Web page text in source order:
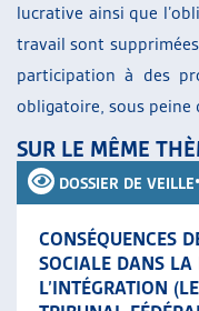
lucrative ainsi que
travail sont
participation à des
obligatoire, sous peine
SUR LE MÊME
DOSSIER DE VEILLE•
CONSÉQUENCES
SOCIALE DANS LA
L’INTÉGRATION